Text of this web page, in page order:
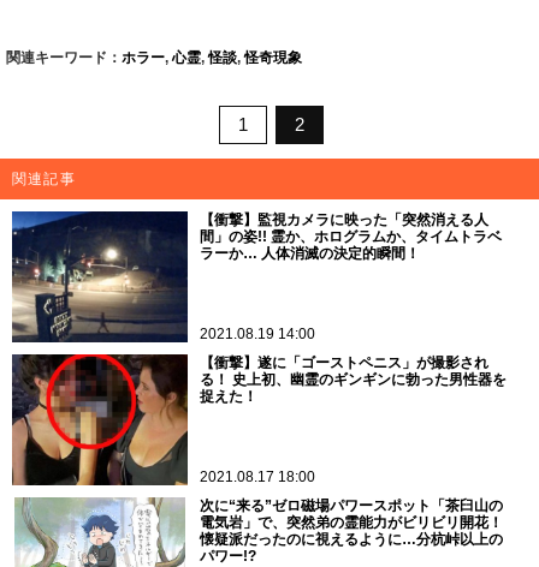
関連キーワード： ホラー,心霊,怪談,怪奇現象
1 2
関連記事
【衝撃】監視カメラに映った「突然消える人
間」の姿!! 霊か、ホログラムか、タイムトラベ
ラーか… 人体消滅の決定的瞬間！
2021.08.19 14:00
【衝撃】遂に「ゴーストペニス」が撮影され
る！ 史上初、幽霊のギンギンに勃った男性器を
捉えた！
2021.08.17 18:00
次に“来る”ゼロ磁場パワースポット「茶臼山の
電気岩」で、突然弟の霊能力がビリビリ開花！
懐疑派だったのに視えるように…分杭峠以上の
パワー!?